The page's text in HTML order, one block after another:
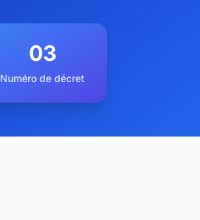
03
Numéro de décret